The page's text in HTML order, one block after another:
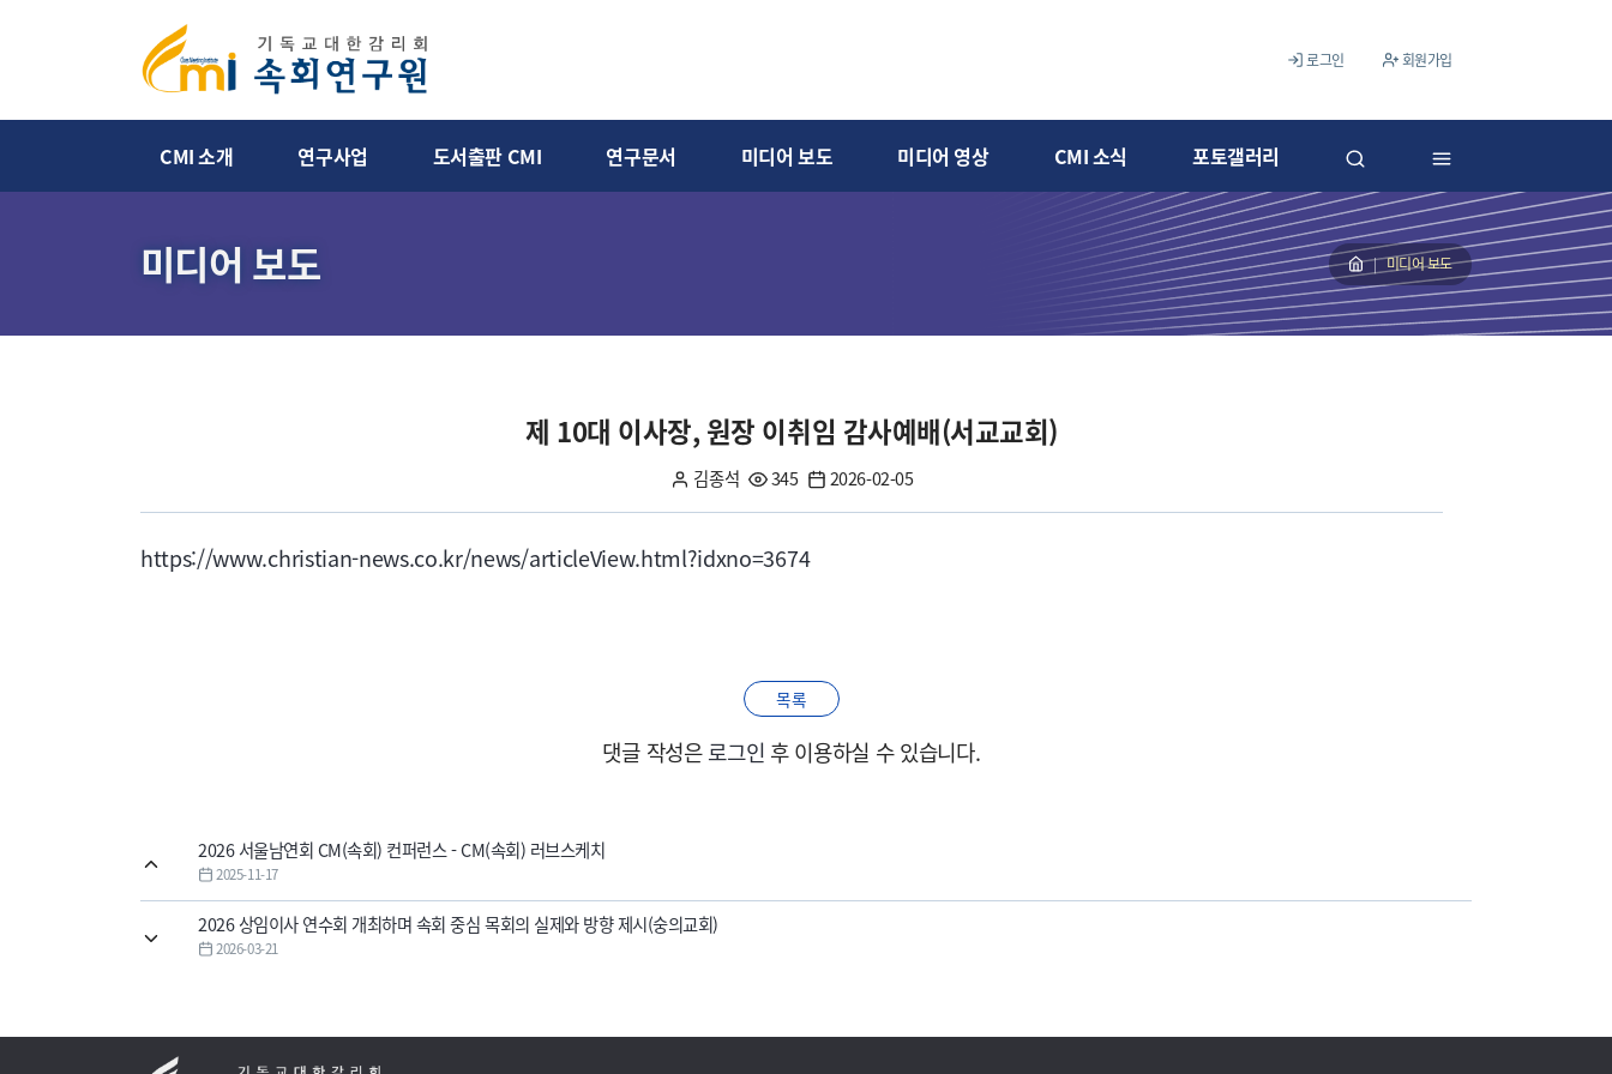
로그인 회원가입
CMI 소개 연구사업 도서출판 CMI 연구문서 미디어 보도 미디어 영상 CMI 소식 포토갤러리
미디어 보도 미디어 보도
제 10대 이사장, 원장 이취임 감사예배(서교교회)
김종석 345 2026-02-05
https://www.christian-news.co.kr/news/articleView.html?idxno=3674
목록
댓글 작성은로그인 후 이용하실 수 있습니다.
2026 서울남연회 CM(속회) 컨퍼런스 - CM(속회) 러브스케치
2025-11-17
2026 상임이사 연수회 개최하며 속회 중심 목회의 실제와 방향 제시(숭의교회)
2026-03-21